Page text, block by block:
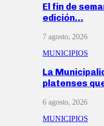
El fin de
edición…
7 agosto, 2026
MUNICIPIOS
La
platenses
6 agosto, 2026
MUNICIPIOS